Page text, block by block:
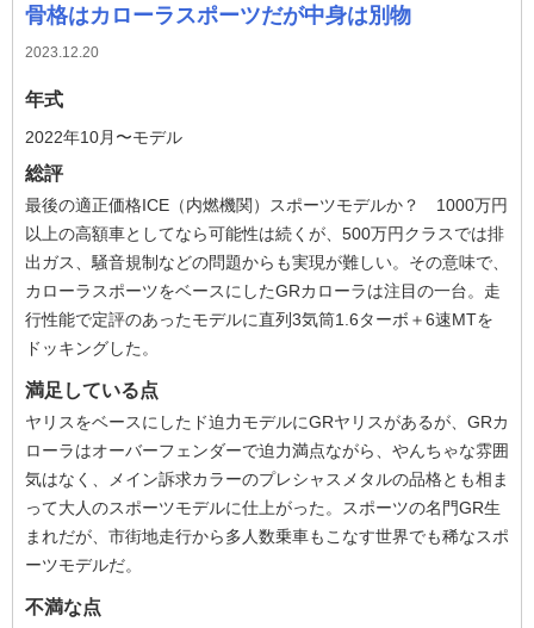
骨格はカローラスポーツだが中身は別物
2023.12.20
年式
2022年10月〜モデル
総評
最後の適正価格ICE（内燃機関）スポーツモデルか？ 1000万円
以上の高額車としてなら可能性は続くが、500万円クラスでは排
出ガス、騒音規制などの問題からも実現が難しい。その意味で、
カローラスポーツをベースにしたGRカローラは注目の一台。走
行性能で定評のあったモデルに直列3気筒1.6ターボ＋6速MTを
ドッキングした。
満足している点
ヤリスをベースにしたド迫力モデルにGRヤリスがあるが、GRカ
ローラはオーバーフェンダーで迫力満点ながら、やんちゃな雰囲
気はなく、メイン訴求カラーのプレシャスメタルの品格とも相ま
って大人のスポーツモデルに仕上がった。スポーツの名門GR生
まれだが、市街地走行から多人数乗車もこなす世界でも稀なスポ
ーツモデルだ。
不満な点